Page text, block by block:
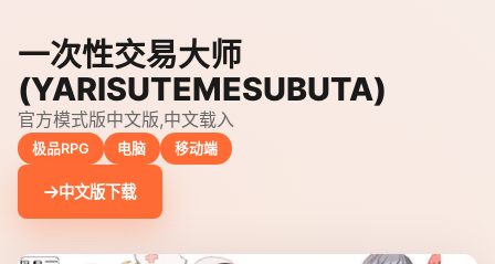
一次性交易大师
(YARISUTEMESUBUTA)
官方模式版中文版,中文载入
极品RPG 电脑 移动端
中文版下载